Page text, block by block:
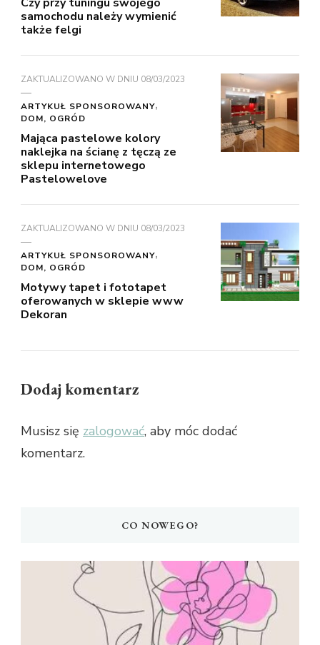
samochodu należy wymienić
także felgi
ZAKTUALIZOWANO W DNIU 08/03/2023
ARTYKUŁ SPONSOROWANY
DOM, OGRÓD
Mająca pastelowe kolory
naklejka na ścianę z tęczą ze
sklepu internetowego
Pastelowelove
ZAKTUALIZOWANO W DNIU 08/03/2023
ARTYKUŁ SPONSOROWANY
DOM, OGRÓD
Motywy tapet i fototapet
oferowanych w sklepie www
Dekoran
Dodaj komentarz
Musisz się zalogować, aby móc dodać
komentarz.
CO NOWEGO?